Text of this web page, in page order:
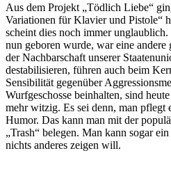
Aus dem Projekt „Tödlich Liebe“
Variationen für Klavier und Pistole“
scheint dies noch immer
nun geboren wurde, war eine
der Nachbarschaft unserer
destabilisieren, führen auch beim
Sensibilität gegenüber
Wurfgeschosse beinhalten, sind
mehr witzig. Es sei denn, man pflegt
Humor. Das kann man mit der
„Trash“ belegen. Man kann sogar
nichts anderes zeigen will.